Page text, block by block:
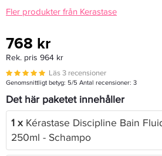
Fler produkter från Kerastase
768 kr
Rek. pris 964 kr
Läs 3 recensioner
Genomsnittligt betyg: 5/5 Antal recensioner: 3
Det här paketet innehåller
1 x Kérastase Discipline Bain
250ml - Schampo